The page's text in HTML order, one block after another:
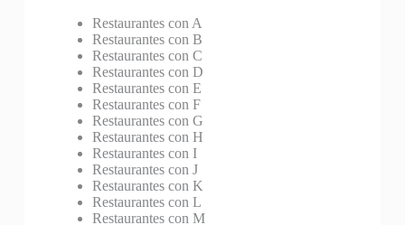
Restaurantes con A
Restaurantes con B
Restaurantes con C
Restaurantes con D
Restaurantes con E
Restaurantes con F
Restaurantes con G
Restaurantes con H
Restaurantes con I
Restaurantes con J
Restaurantes con K
Restaurantes con L
Restaurantes con M